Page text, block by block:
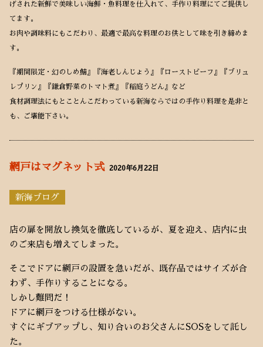
げされた新鮮で美味しい海鮮・魚料理を仕入れて、手作り料理にてご提供し
てます。
お肉や調味料にもこだわり、最適で最高な料理のお供として味を引き締めま
す。
『期間限定・幻のしめ鯖』『海老しんじょう』『ローストビーフ』『ブリュ
レプリン』『鎌倉野菜のトマト煮』『稲庭うどん』など
食材調理法にもとことんこだわっている新海ならではの手作り料理を是非と
も、ご堪能下さい。
網戸はマグネット式 2020年6月22日
新海ブログ
店の扉を開放し換気を徹底しているが、夏を迎え、店内に虫
のご来店も増えてしまった。
そこでドアに網戸の設置を急いだが、既存品ではサイズが合
わず、手作りすることになる。
しかし難問だ！
ドアに網戸をつける仕様がない。
すぐにギブアップし、知り合いのお父さんにSOSをして託し
た。